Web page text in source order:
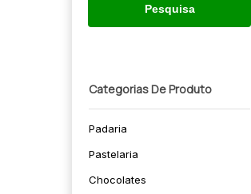
🔍
Pesquisa
Categorias De Produto
Padaria
Pastelaria
Chocolates